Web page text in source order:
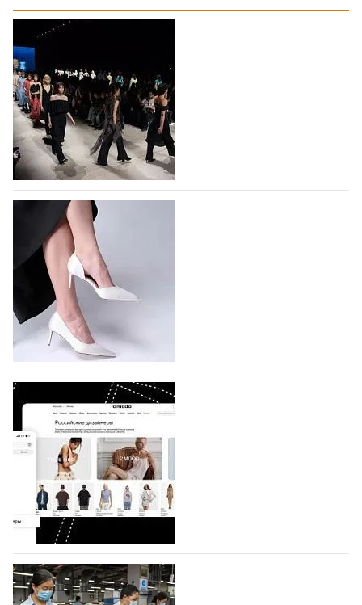
На участие в Московской неделе моды
подано 1047 заявок
На участие в седьмой Московской неделе моды,
которая пройдет в российской столице с 26 сентября
по 1 октября, уже подано 1047 заявок. Примерно
половину из них (494) прислали дизайнеры,
коллекции которых не были представлены в…
07.08.2026 712
BALLINA представит свои новинки на Euro
Shoes
Компания BALLINA Guangzhou Lihuang Footwear
Co., Ltd., основанная в 2011 году и расположенная в
Гуанчжоу, столице моды Китая, является
профессиональной обувной компанией,
объединяющей разработку, производство и…
07.08.2026 571
На платформе Lamoda - новый раздел и
условия продвижения локальных